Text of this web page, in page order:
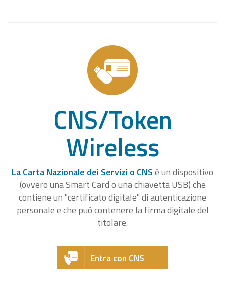
CNS/Token
Wireless
La Carta Nazionale dei Servizi o CNSè un dispositivo
(ovvero una Smart Card o una chiavetta USB) che
contiene un "certificato digitale" di autenticazione
personale e che può contenere la firma digitale del
titolare.
Entra con CNS